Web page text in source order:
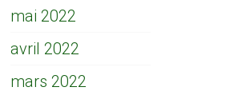
mai 2022
avril 2022
mars 2022